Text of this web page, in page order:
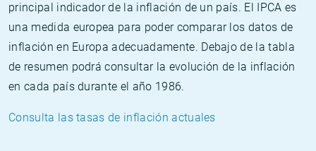
principal indicador de la inflación de un país. El IPCA es
una medida europea para poder comparar los datos de
inflación en Europa adecuadamente. Debajo de la tabla
de resumen podrá consultar la evolución de la inflación
en cada país durante el año 1986.
Consulta las tasas de inflación actuales